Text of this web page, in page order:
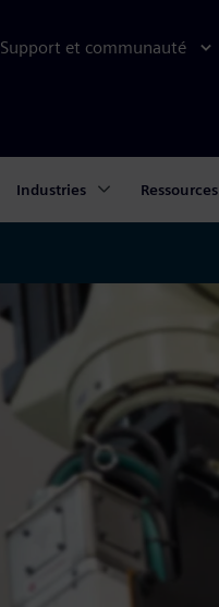
Support et communauté
Industries Ressources